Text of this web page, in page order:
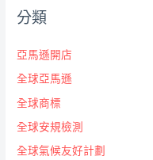
分類
亞馬遜開店
全球亞馬遜
全球商標
全球安規檢測
全球氣候友好計劃